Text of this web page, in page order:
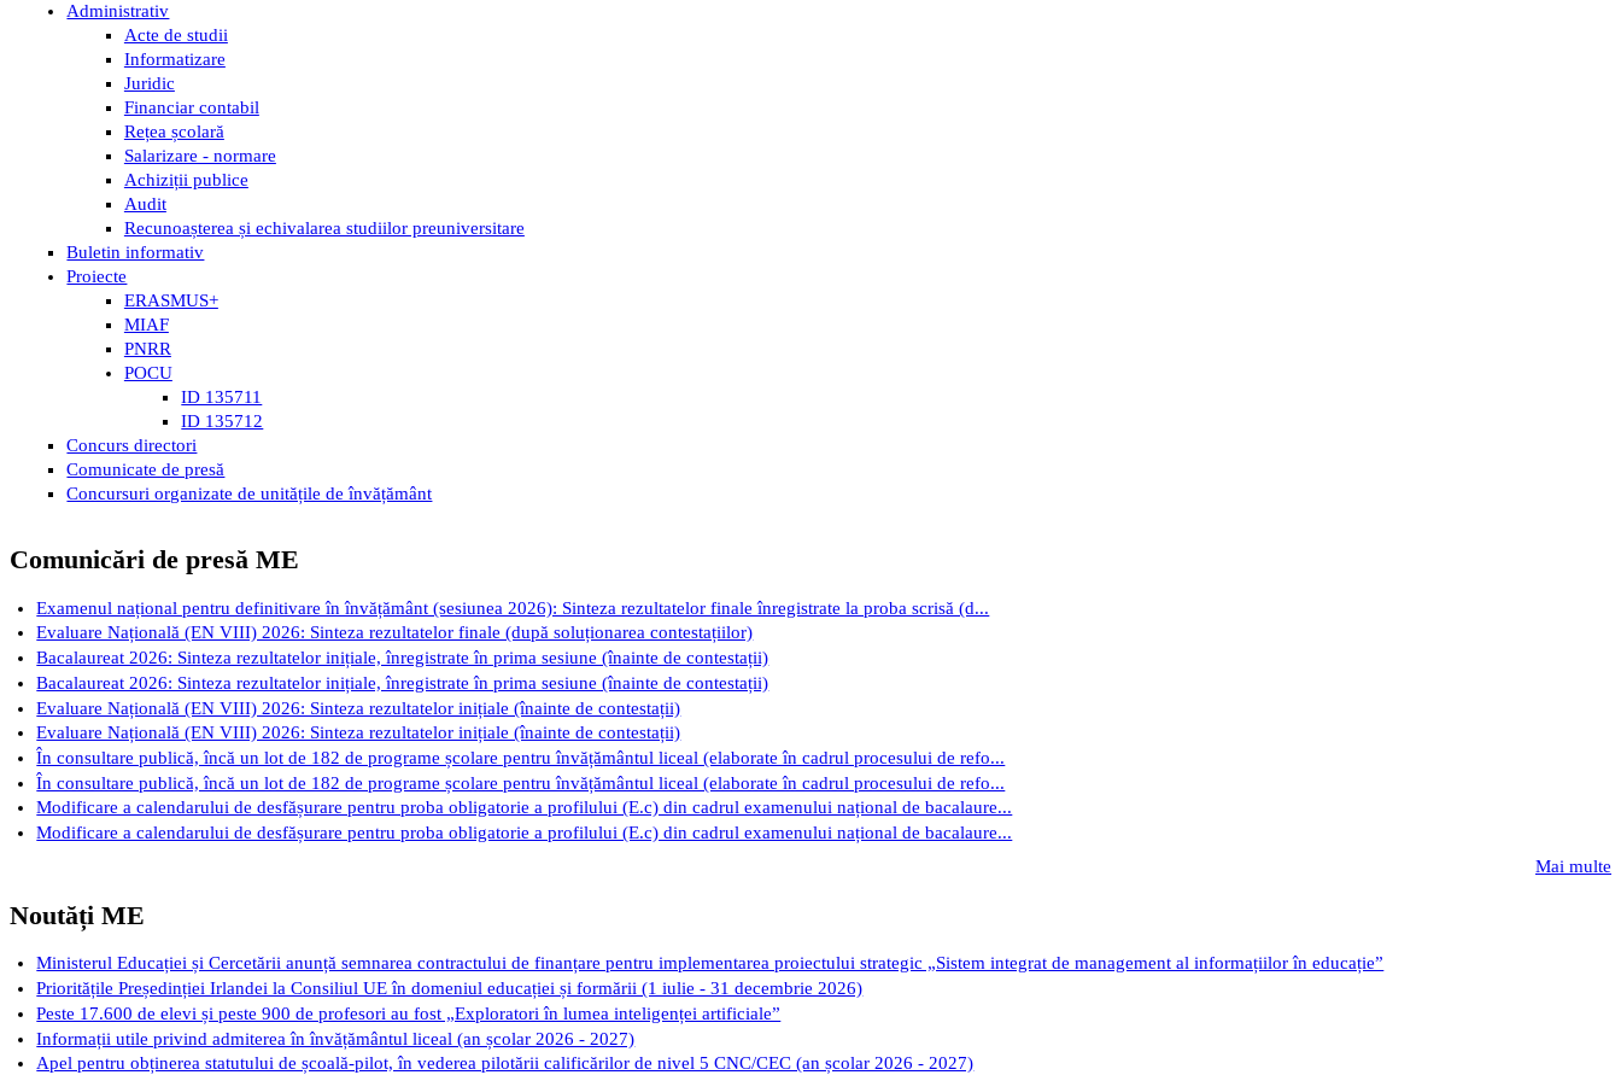
Administrativ
Acte de studii
Informatizare
Juridic
Financiar contabil
Rețea școlară
Salarizare - normare
Achiziții publice
Audit
Recunoașterea și echivalarea studiilor preuniversitare
Buletin informativ
Proiecte
ERASMUS+
MIAF
PNRR
POCU
ID 135711
ID 135712
Concurs directori
Comunicate de presă
Concursuri organizate de unitățile de învățământ
Comunicări de presă ME
Examenul național pentru definitivare în învățământ (sesiunea 2026): Sinteza rezultatelor finale înregistrate la proba scrisă (d...
Evaluare Națională (EN VIII) 2026: Sinteza rezultatelor finale (după soluționarea contestațiilor)
Bacalaureat 2026: Sinteza rezultatelor inițiale, înregistrate în prima sesiune (înainte de contestații)
Bacalaureat 2026: Sinteza rezultatelor inițiale, înregistrate în prima sesiune (înainte de contestații)
Evaluare Națională (EN VIII) 2026: Sinteza rezultatelor inițiale (înainte de contestații)
Evaluare Națională (EN VIII) 2026: Sinteza rezultatelor inițiale (înainte de contestații)
În consultare publică, încă un lot de 182 de programe școlare pentru învățământul liceal (elaborate în cadrul procesului de refo...
În consultare publică, încă un lot de 182 de programe școlare pentru învățământul liceal (elaborate în cadrul procesului de refo...
Modificare a calendarului de desfășurare pentru proba obligatorie a profilului (E.c) din cadrul examenului național de bacalaure...
Modificare a calendarului de desfășurare pentru proba obligatorie a profilului (E.c) din cadrul examenului național de bacalaure...
Mai multe
Noutăți ME
Ministerul Educației și Cercetării anunță semnarea contractului de finanțare pentru implementarea proiectului strategic „Sistem integrat de management al informațiilor în educație”
Prioritățile Președinției Irlandei la Consiliul UE în domeniul educației și formării (1 iulie - 31 decembrie 2026)
Peste 17.600 de elevi și peste 900 de profesori au fost „Exploratori în lumea inteligenței artificiale”
Informații utile privind admiterea în învățământul liceal (an școlar 2026 - 2027)
Apel pentru obținerea statutului de școală-pilot, în vederea pilotării calificărilor de nivel 5 CNC/CEC (an școlar 2026 - 2027)